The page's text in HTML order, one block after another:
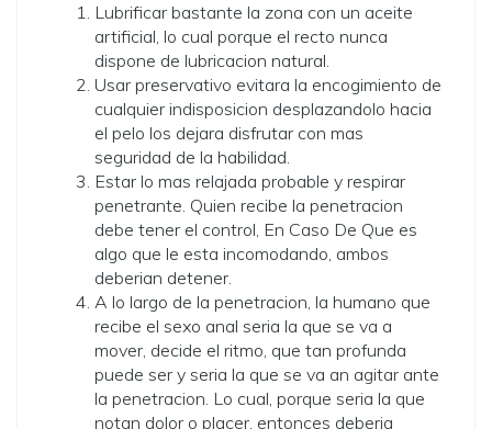
Lubrificar bastante la zona con un aceite
artificial, lo cual porque el recto nunca
dispone de lubricacion natural.
Usar preservativo evitara la encogimiento de
cualquier indisposicion desplazandolo hacia
el pelo los dejara disfrutar con mas
seguridad de la habilidad.
Estar lo mas relajada probable y respirar
penetrante. Quien recibe la penetracion
debe tener el control, En Caso De Que es
algo que le esta incomodando, ambos
deberi­an detener.
A lo largo de la penetracion, la humano que
recibe el sexo anal seri­a la que se va a
mover, decide el ritmo, que tan profunda
puede ser y seri­a la que se va an agitar ante
la penetracion. Lo cual, porque seri­a la que
notan dolor o placer, entonces deberia